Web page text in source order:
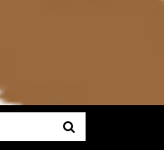
Menu